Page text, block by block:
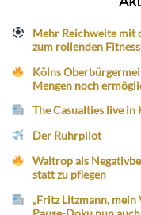
Mehr Reichweite mit
zum rollenden
Kölns
Mengen noch
The Casualties live in
Der Ruhrpilot
Waltrop als
statt zu pflegen
„Fritz Litzmann, mein